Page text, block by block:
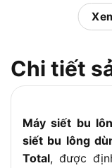
0
Đầu khẩu
1/
Tiện ích
Phụ kiện đi
kèm
2
Chi tiết
Máy siết bu
siết bu lông
Total, được